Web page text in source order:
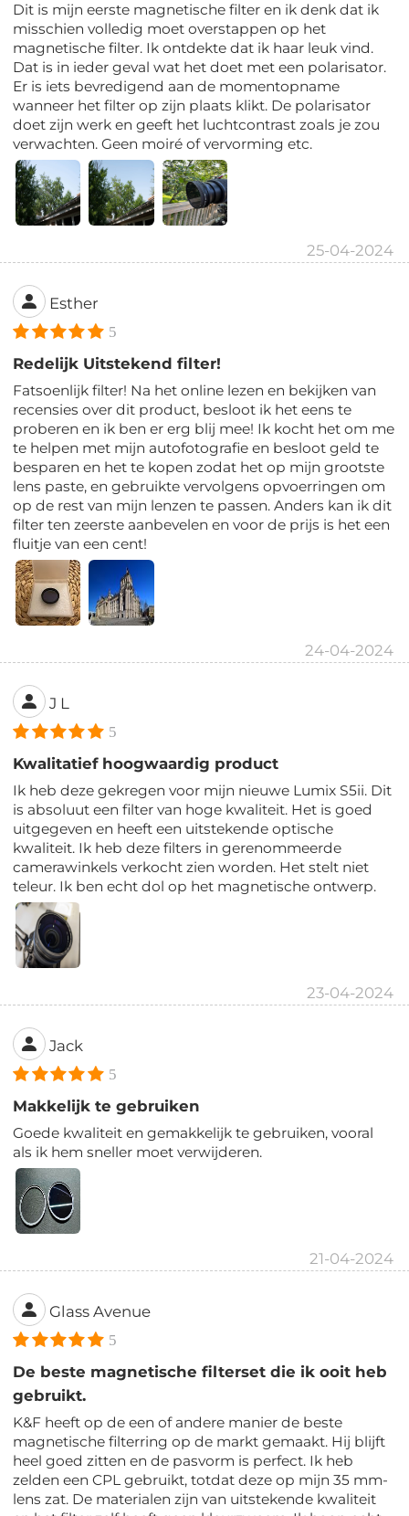
Dit is mijn eerste magnetische filter en ik denk dat ik
misschien volledig moet overstappen op het
magnetische filter. Ik ontdekte dat ik haar leuk vind.
Dat is in ieder geval wat het doet met een polarisator.
Er is iets bevredigend aan de momentopname
wanneer het filter op zijn plaats klikt. De polarisator
doet zijn werk en geeft het luchtcontrast zoals je zou
verwachten. Geen moiré of vervorming etc.
25-04-2024
Esther
5
Redelijk Uitstekend filter!
Fatsoenlijk filter! Na het online lezen en bekijken van
recensies over dit product, besloot ik het eens te
proberen en ik ben er erg blij mee! Ik kocht het om me
te helpen met mijn autofotografie en besloot geld te
besparen en het te kopen zodat het op mijn grootste
lens paste, en gebruikte vervolgens opvoerringen om
op de rest van mijn lenzen te passen. Anders kan ik dit
filter ten zeerste aanbevelen en voor de prijs is het een
fluitje van een cent!
24-04-2024
J L
5
Kwalitatief hoogwaardig product
Ik heb deze gekregen voor mijn nieuwe Lumix S5ii. Dit
is absoluut een filter van hoge kwaliteit. Het is goed
uitgegeven en heeft een uitstekende optische
kwaliteit. Ik heb deze filters in gerenommeerde
camerawinkels verkocht zien worden. Het stelt niet
teleur. Ik ben echt dol op het magnetische ontwerp.
23-04-2024
Jack
5
Makkelijk te gebruiken
Goede kwaliteit en gemakkelijk te gebruiken, vooral
als ik hem sneller moet verwijderen.
21-04-2024
Glass Avenue
5
De beste magnetische filterset die ik ooit heb
gebruikt.
K&F heeft op de een of andere manier de beste
magnetische filterring op de markt gemaakt. Hij blijft
heel goed zitten en de pasvorm is perfect. Ik heb
zelden een CPL gebruikt, totdat deze op mijn 35 mm-
lens zat. De materialen zijn van uitstekende kwaliteit